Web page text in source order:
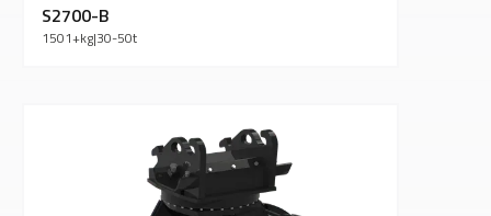
S2700-B
1501+kg|30-50t